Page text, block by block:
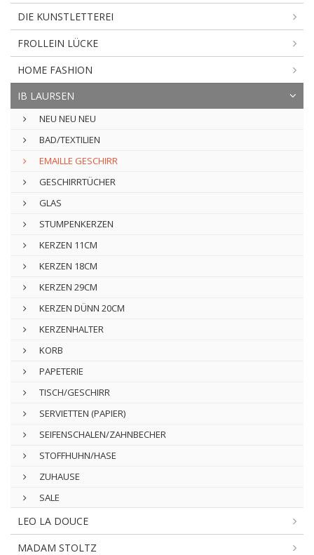
DIE KUNSTLETTEREI
FROLLEIN LÜCKE
HOME FASHION
IB LAURSEN
NEU NEU NEU
BAD/TEXTILIEN
EMAILLE GESCHIRR
GESCHIRRTÜCHER
GLAS
STUMPENKERZEN
KERZEN 11CM
KERZEN 18CM
KERZEN 29CM
KERZEN DÜNN 20CM
KERZENHALTER
KORB
PAPETERIE
TISCH/GESCHIRR
SERVIETTEN (PAPIER)
SEIFENSCHALEN/ZAHNBECHER
STOFFHUHN/HASE
ZUHAUSE
SALE
LEO LA DOUCE
MADAM STOLTZ